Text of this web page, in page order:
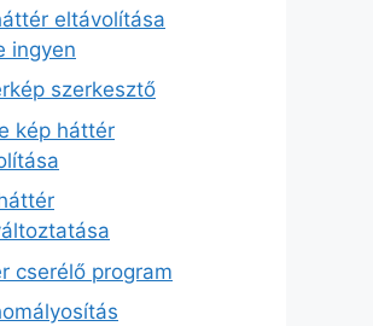
eltávolítása
ingyen
szerkesztő
kép háttér
cserélő program